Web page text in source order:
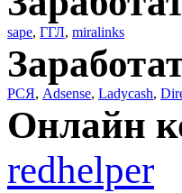
sape, ГГЛ, miralinks
РСЯ, Adsense, Ladycash,
Онлайн
redhelper